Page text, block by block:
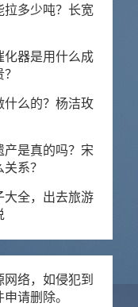
拉多少吨？长宽
化器是用什么成
什么的？杨洁玫
产是真的吗？宋
系？
大全，出去旅游
络，如侵犯到
请删除。